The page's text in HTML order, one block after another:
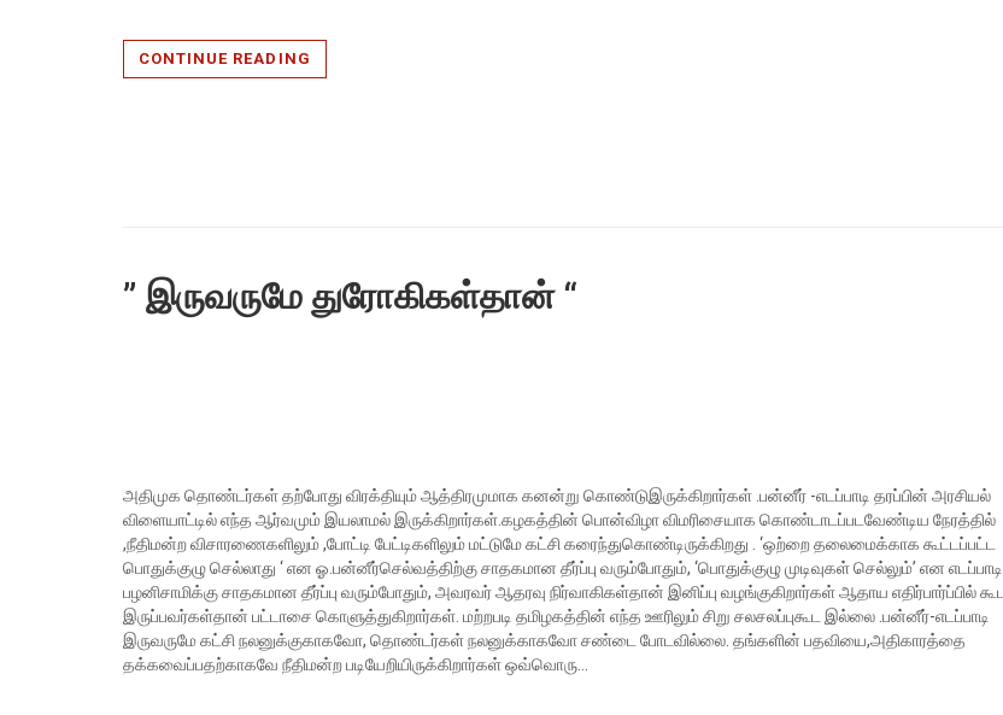
CONTINUE READING
” இருவருமே துரோகிகள்தான் “
அதிமுக தொண்டர்கள் தற்போது விரக்தியும் ஆத்திரமுமாக கனன்று கொண்டுஇருக்கிறார்கள் .பன்னீர் -எடப்பாடி தரப்பின் அரசியல்
விளையாட்டில் எந்த ஆர்வமும் இயலாமல் இருக்கிறார்கள்.கழகத்தின் பொன்விழா விமரிசையாக கொண்டாடப்படவேண்டிய நேரத்தில்
,நீதிமன்ற விசாரணைகளிலும் ,போட்டி பேட்டிகளிலும் மட்டுமே கட்சி கரைந்துகொண்டிருக்கிறது . ‘ஒற்றை தலைமைக்காக கூட்டப்பட்ட
பொதுக்குழு செல்லாது ‘ என ஓ.பன்னீர்செல்வத்திற்கு சாதகமான தீர்ப்பு வரும்போதும், ‘பொதுக்குழு முடிவுகள் செல்லும்’ என எடப்பாடி
பழனிசாமிக்கு சாதகமான தீர்ப்பு வரும்போதும், அவரவர் ஆதரவு நிர்வாகிகள்தான் இனிப்பு வழங்குகிறார்கள் ஆதாய எதிர்பார்ப்பில் கூட
இருப்பவர்கள்தான் பட்டாசை கொளுத்துகிறார்கள். மற்றபடி தமிழகத்தின் எந்த ஊரிலும் சிறு சலசலப்புகூட இல்லை .பன்னீர்-எடப்பாடி
இருவருமே கட்சி நலனுக்குகாகவோ, தொண்டர்கள் நலனுக்காகவோ சண்டை போடவில்லை. தங்களின் பதவியை,அதிகாரத்தை
தக்கவைப்பதற்காகவே நீதிமன்ற படியேறியிருக்கிறார்கள் ஒவ்வொரு…